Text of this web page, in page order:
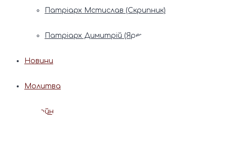
Патріарх Мстислав (Скрипник)
Патріарх Димитрій (Ярема)
Новини
Молитва
Онлайн послуги